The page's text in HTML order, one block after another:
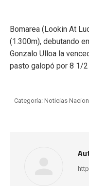
Bomarea (Lookin At
(1.300m), debutando
Gonzalo Ulloa la
pasto galopó por 8 1/2
Categoría: Noticias